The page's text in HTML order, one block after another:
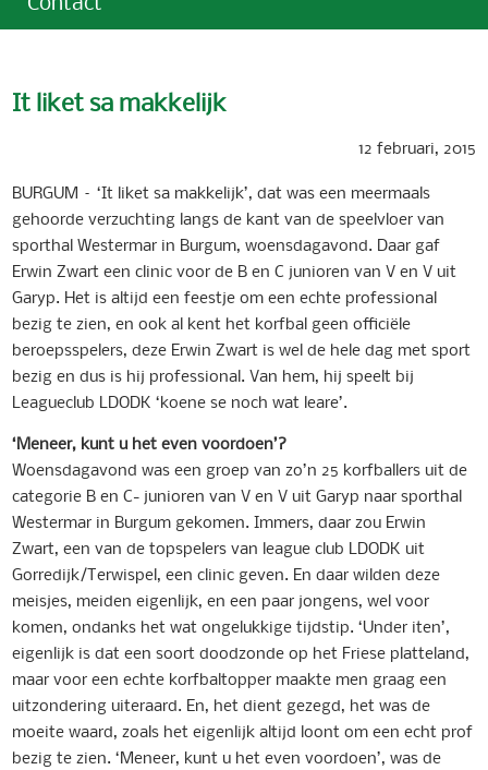
It liket sa makkelijk
12 februari, 2015
BURGUM – ‘It liket sa makkelijk’, dat was een meermaals
gehoorde verzuchting langs de kant van de speelvloer van
sporthal Westermar in Burgum, woensdagavond. Daar gaf
Erwin Zwart een clinic voor de B en C junioren van V en V uit
Garyp. Het is altijd een feestje om een echte professional
bezig te zien, en ook al kent het korfbal geen officiële
beroepsspelers, deze Erwin Zwart is wel de hele dag met sport
bezig en dus is hij professional. Van hem, hij speelt bij
Leagueclub LDODK ‘koene se noch wat leare’.
‘Meneer, kunt u het even voordoen’?
Woensdagavond was een groep van zo’n 25 korfballers uit de
categorie B en C- junioren van V en V uit Garyp naar sporthal
Westermar in Burgum gekomen. Immers, daar zou Erwin
Zwart, een van de topspelers van league club LDODK uit
Gorredijk/Terwispel, een clinic geven. En daar wilden deze
meisjes, meiden eigenlijk, en een paar jongens, wel voor
komen, ondanks het wat ongelukkige tijdstip. ‘Under iten’,
eigenlijk is dat een soort doodzonde op het Friese platteland,
maar voor een echte korfbaltopper maakte men graag een
uitzondering uiteraard. En, het dient gezegd, het was de
moeite waard, zoals het eigenlijk altijd loont om een echt prof
bezig te zien. ‘Meneer, kunt u het even voordoen’, was de